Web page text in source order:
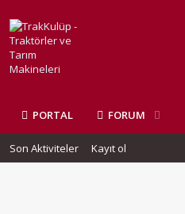
PORTAL FORUM
Son Aktiviteler Kayıt ol